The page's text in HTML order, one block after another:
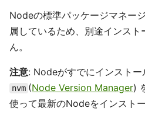
Nodeの標準パッケージマネージ
属しているため、別途インス
ん。
注意: Nodeがすでにインストー
nvm (Node Version Manager)
使って最新のNodeをインスト